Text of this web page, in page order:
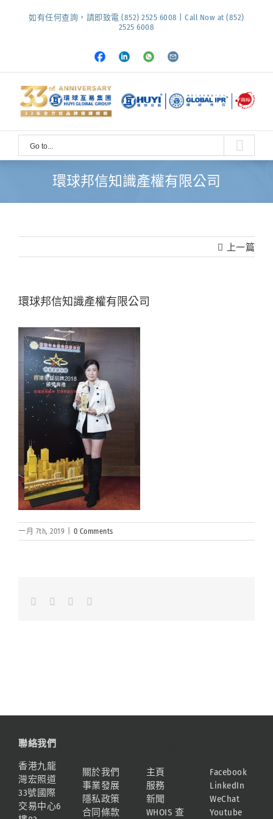
如有任何查詢，請即致電 (852) 2525 6008 | Call Now at (852)
2525 6008
Facebook
LinkedInWhatsapp
Email
Go to...
環球邦信知識產權有限公司
上一篇
環球邦信知識產權有限公司
一月 7th, 2019 0 Comments
FacebookLinkedInWhatsapp
聯絡我們
香港九龍
灣宏照道
33號國際
交易中心6
關於我們
事業發展
隱私政策
合同條款
主頁
服務
新聞
WHOIS 查
Facebook
LinkedIn
WeChat
Youtube